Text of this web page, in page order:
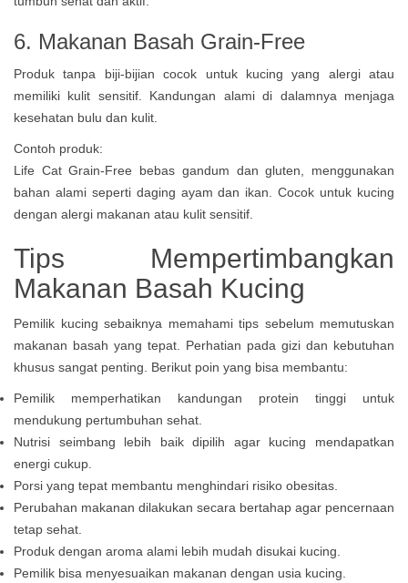
6. Makanan Basah Grain-Free
Produk tanpa biji-bijian cocok untuk kucing yang alergi atau
memiliki kulit sensitif. Kandungan alami di dalamnya menjaga
kesehatan bulu dan kulit.
Contoh produk:
Life Cat Grain-Free bebas gandum dan gluten, menggunakan
bahan alami seperti daging ayam dan ikan. Cocok untuk kucing
dengan alergi makanan atau kulit sensitif.
Tips Mempertimbangkan
Makanan Basah Kucing
Pemilik kucing sebaiknya memahami tips sebelum memutuskan
makanan basah yang tepat. Perhatian pada gizi dan kebutuhan
khusus sangat penting. Berikut poin yang bisa membantu:
Pemilik memperhatikan kandungan protein tinggi untuk
mendukung pertumbuhan sehat.
Nutrisi seimbang lebih baik dipilih agar kucing mendapatkan
energi cukup.
Porsi yang tepat membantu menghindari risiko obesitas.
Perubahan makanan dilakukan secara bertahap agar pencernaan
tetap sehat.
Produk dengan aroma alami lebih mudah disukai kucing.
Pemilik bisa menyesuaikan makanan dengan usia kucing.